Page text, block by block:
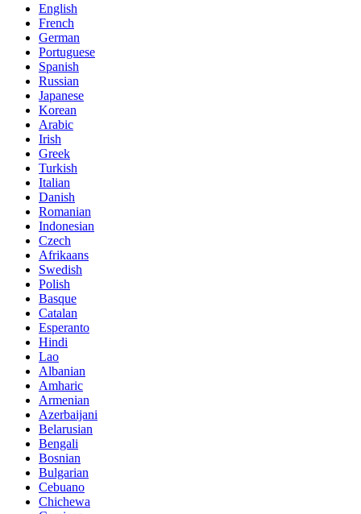
English
French
German
Portuguese
Spanish
Russian
Japanese
Korean
Arabic
Irish
Greek
Turkish
Italian
Danish
Romanian
Indonesian
Czech
Afrikaans
Swedish
Polish
Basque
Catalan
Esperanto
Hindi
Lao
Albanian
Amharic
Armenian
Azerbaijani
Belarusian
Bengali
Bosnian
Bulgarian
Cebuano
Chichewa